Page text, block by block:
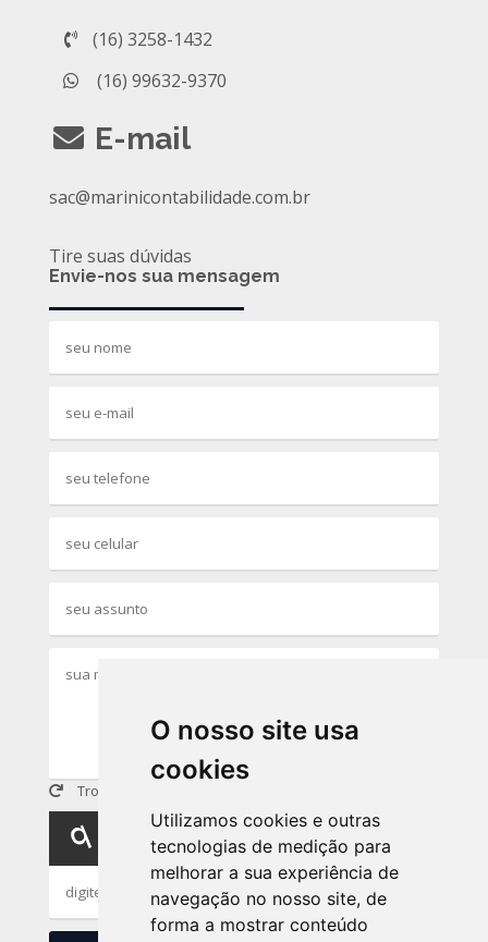
O nosso site usa
cookies
Utilizamos cookies e outras
tecnologias de medição para
melhorar a sua experiência de
navegação no nosso site, de
forma a mostrar conteúdo
(16) 3258-1432
(16) 99632-9370
E-mail
sac@marinicontabilidade.com.br
Tire suas dúvidas
Envie-nos sua mensagem
Trocar imagem